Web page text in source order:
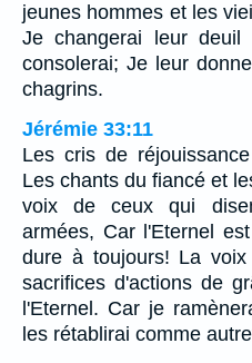
jeunes hommes et les
Je changerai leur
consolerai; Je leur
chagrins.
Jérémie 33:11
Les cris de
Les chants du fiancé et
voix de ceux qui
armées, Car l'Eternel
dure à toujours! La
sacrifices d'actions de
l'Eternel. Car je
les rétablirai comme